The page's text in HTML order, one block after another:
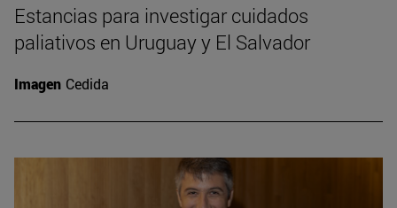
Estancias para investigar cuidados
paliativos en Uruguay y El Salvador
Imagen Cedida